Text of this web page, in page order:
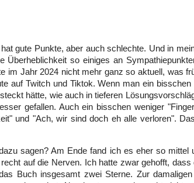
gute Punkte, aber auch schlechte. Und in
Überheblichkeit so einiges an
im Jahr 2024 nicht mehr ganz so aktuell, was
auf Twitch und Tiktok. Wenn man ein bisschen
hätte, wie auch in tieferen
gefallen. Auch ein bisschen weniger
und "Ach, wir sind doch eh alle verloren".
sagen? Am Ende fand ich es eher so mittel
auf die Nerven. Ich hatte zwar gehofft,
Buch insgesamt zwei Sterne. Zur